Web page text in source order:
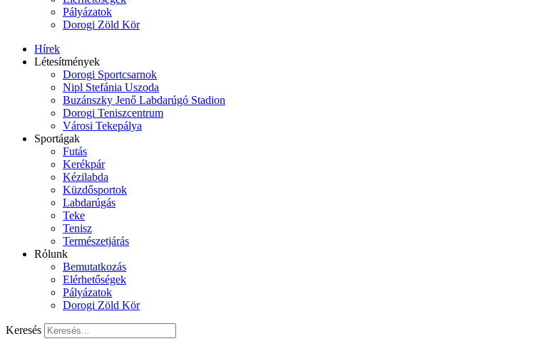
Pályázatok
Dorogi Zöld Kör
Hírek
Létesítmények
Dorogi Sportcsarnok
Nipl Stefánia Uszoda
Buzánszky Jenő Labdarúgó Stadion
Dorogi Teniszcentrum
Városi Tekepálya
Sportágak
Futás
Kerékpár
Kézilabda
Küzdősportok
Labdarúgás
Teke
Tenisz
Természetjárás
Rólunk
Bemutatkozás
Elérhetőségek
Pályázatok
Dorogi Zöld Kör
Keresés